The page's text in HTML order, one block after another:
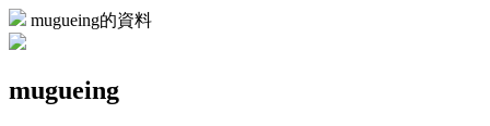
mugueing的資料
mugueing